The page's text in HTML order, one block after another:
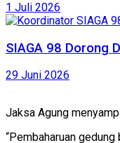
1 Juli 2026
SIAGA 98 Dorong
29 Juni 2026
Jaksa Agung
“Pembaharuan